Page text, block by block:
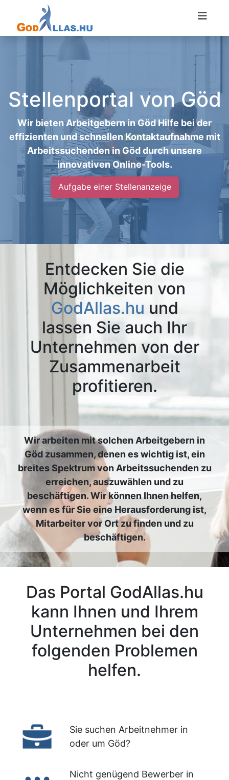
Stellenportal von Göd
Wir bieten Arbeitgebern in Göd Hilfe bei der
effizienten und schnellen Kontaktaufnahme mit
Arbeitssuchenden in Göd durch unsere
innovativen Online-Tools.
Aufgabe einer Stellenanzeige
Entdecken Sie die
Möglichkeiten von
GodAllas.hu und
lassen Sie auch Ihr
Unternehmen von der
Zusammenarbeit
profitieren.
Wir arbeiten mit solchen Arbeitgebern in
Göd zusammen, denen es wichtig ist, ein
breites Spektrum von Arbeitssuchenden zu
erreichen, auszuwählen und zu
beschäftigen. Wir können Ihnen helfen,
wenn es für Sie eine Herausforderung ist,
Mitarbeiter vor Ort zu finden und zu
beschäftigen.
Das Portal GodAllas.hu
kann Ihnen und Ihrem
Unternehmen bei den
folgenden Problemen
helfen.
Sie suchen Arbeitnehmer in
oder um Göd?
Nicht genügend Bewerber in